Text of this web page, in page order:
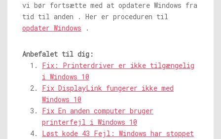
vi bør fortsætte med at opdatere Windows fra
tid til anden . Her er proceduren til
opdater Windows
.
Anbefalet til dig:
Fix: Printerdriver er ikke tilgængelig
i Windows 10
Fix DisplayLink fungerer ikke med
Windows 10
Fix En anden computer bruger
printerfejl i Windows 10
Løst kode 43 Fejl: Windows har stoppet